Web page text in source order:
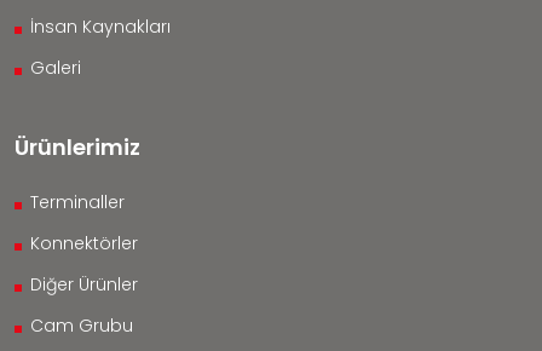
İnsan Kaynakları
Galeri
Ürünlerimiz
Terminaller
Konnektörler
Diğer Ürünler
Cam Grubu